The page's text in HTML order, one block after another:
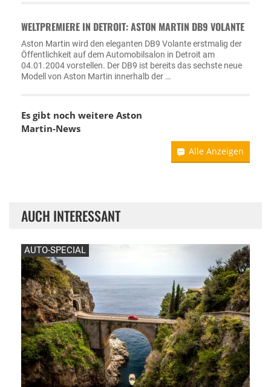
WELTPREMIERE IN DETROIT: ASTON MARTIN DB9 VOLANTE
Aston Martin wird den eleganten DB9 Volante erstmalig der
Öffentlichkeit auf dem Automobilsalon in Detroit am
04.01.2004 vorstellen. Der DB9 ist bereits das sechste neue
Modell von Aston Martin innerhalb der …
Es gibt noch weitere Aston
Martin-News
Alle Anzeigen
AUCH INTERESSANT
AUTO-SPECIAL